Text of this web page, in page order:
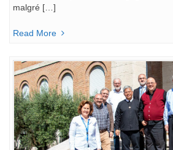
malgré […]
Read More